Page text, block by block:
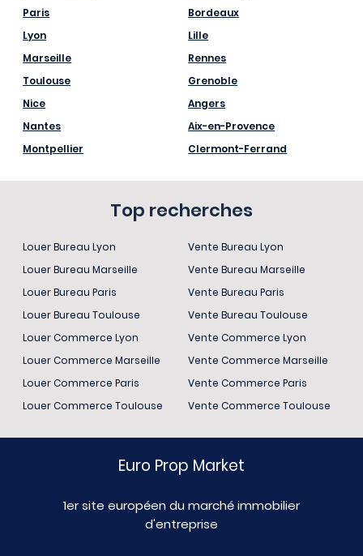
Paris
Lyon
Marseille
Toulouse
Nice
Nantes
Montpellier
Bordeaux
Lille
Rennes
Grenoble
Angers
Aix-en-Provence
Clermont-Ferrand
Top recherches
Louer Bureau Lyon
Louer Bureau Marseille
Louer Bureau Paris
Louer Bureau Toulouse
Louer Commerce Lyon
Louer Commerce Marseille
Louer Commerce Paris
Louer Commerce Toulouse
Vente Bureau Lyon
Vente Bureau Marseille
Vente Bureau Paris
Vente Bureau Toulouse
Vente Commerce Lyon
Vente Commerce Marseille
Vente Commerce Paris
Vente Commerce Toulouse
Euro Prop Market
1er site européen du marché immobilier
d'entreprise